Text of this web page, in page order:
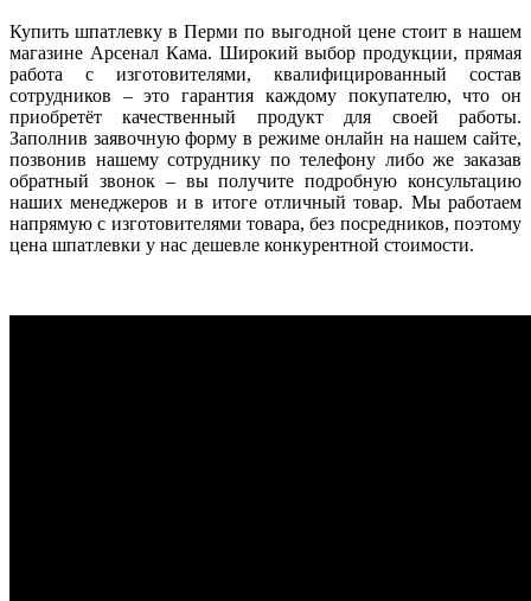
Купить шпатлевку в Перми по выгодной цене стоит в нашем
магазине Арсенал Кама. Широкий выбор продукции, прямая
работа с изготовителями, квалифицированный состав
сотрудников – это гарантия каждому покупателю, что он
приобретёт качественный продукт для своей работы.
Заполнив заявочную форму в режиме онлайн на нашем сайте,
позвонив нашему сотруднику по телефону либо же заказав
обратный звонок – вы получите подробную консультацию
наших менеджеров и в итоге отличный товар. Мы работаем
напрямую с изготовителями товара, без посредников, поэтому
цена шпатлевки у нас дешевле конкурентной стоимости.